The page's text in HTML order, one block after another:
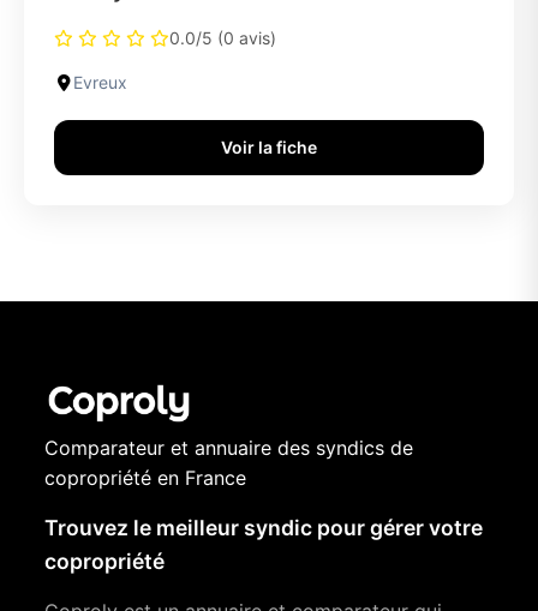
0.0/5 (0 avis)
Evreux
Voir la fiche
Comparateur et annuaire des syndics de
copropriété en France
Trouvez le meilleur syndic pour gérer votre
copropriété